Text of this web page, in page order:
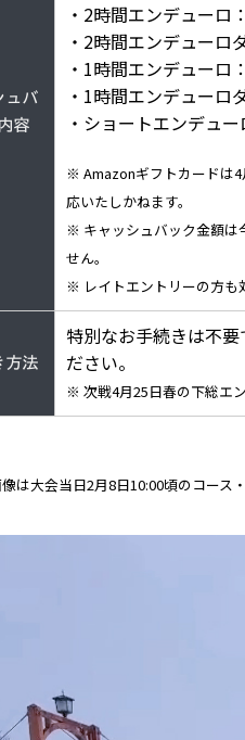
ュバ
容
・2時間エンデューロ
・2時間エンデューロ
・1時間エンデューロ
・1時間エンデューロ
・ショートエンデュ
※ Amazonギフトカードは
応いたしかねます。
※ キャッシュバック金額は
せん。
※ レイトエントリーの方も
方法
特別なお手続きは不
ださい。
※ 次戦4月25日春の下総エ
は大会当日2月8日10:00頃のコース